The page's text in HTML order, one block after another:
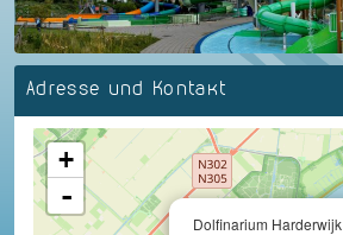
Adresse und Kontakt
Dolfinarium Harderwijk
+
-